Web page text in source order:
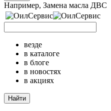
Например, Замена масла ДВС
везде
в каталоге
в блоге
в новостях
в акциях
Найти